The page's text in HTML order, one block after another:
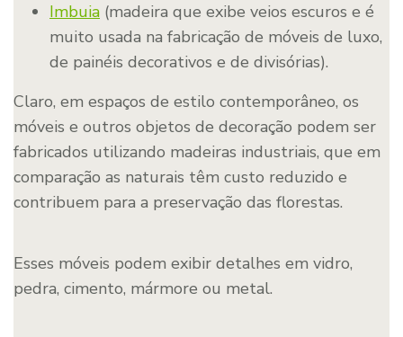
Imbuia (madeira que exibe veios escuros e é
muito usada na fabricação de móveis de luxo,
de painéis decorativos e de divisórias).
Claro, em espaços de estilo contemporâneo, os
móveis e outros objetos de decoração podem ser
fabricados utilizando madeiras industriais, que em
comparação as naturais têm custo reduzido e
contribuem para a preservação das florestas.
Esses móveis podem exibir detalhes em vidro,
pedra, cimento, mármore ou metal.